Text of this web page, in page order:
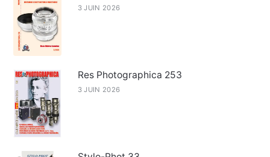
3 JUIN 2026
Res Photographica 253
3 JUIN 2026